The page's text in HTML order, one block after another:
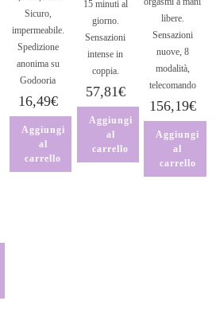
Sicuro,
impermeabile.
Spedizione
anonima su
Godooria
16,49€
Aggiungi
al
carrello
15 minuti al
giorno.
Sensazioni
intense in
coppia.
57,81€
Aggiungi
al
carrello
libere.
Sensazioni
nuove, 8
modalità,
telecomando
156,19€
Aggiungi
al
carrello